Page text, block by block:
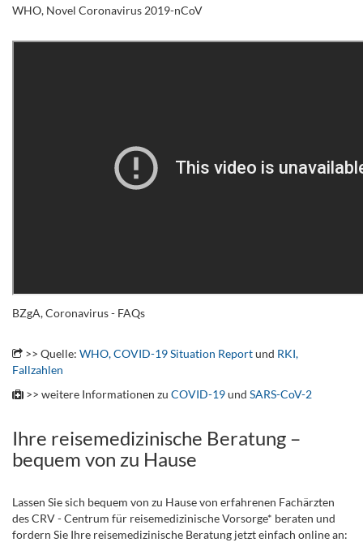
WHO, Novel Coronavirus 2019-nCoV
BZgA, Coronavirus - FAQs
>> Quelle: WHO, COVID-19 Situation Reportund RKI,
Fallzahlen
>> weitere Informationen zu COVID-19und SARS-CoV-2
Ihre reisemedizinische Beratung –
bequem von zu Hause
Lassen Sie sich bequem von zu Hause von erfahrenen Fachärzten
des CRV - Centrum für reisemedizinische Vorsorge* beraten und
fordern Sie Ihre reisemedizinische Beratung jetzt einfach online an: